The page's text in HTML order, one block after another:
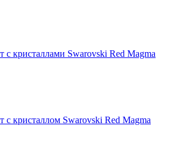
с кристаллами Swarovski Red Magma
с кристаллом Swarovski Red Magma